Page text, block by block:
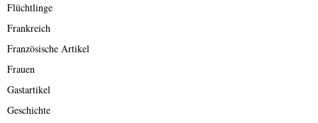
Flüchtlinge
Frankreich
Französische Artikel
Frauen
Gastartikel
Geschichte